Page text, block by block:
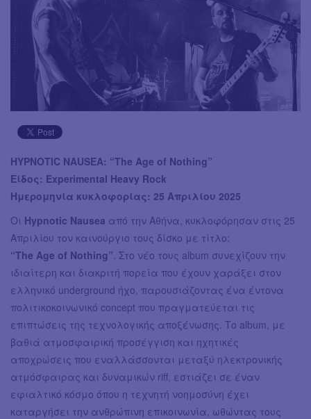
HYPNOTIC NAUSEA: “The Age of Nothing”
Είδος: Experimental Heavy Rock
Ημερομηνία κυκλοφορίας: 25 Απριλίου 2025
Οι Hypnotic Nausea από την Αθήνα, κυκλοφόρησαν στις 25
Απριλίου τον καινούργιο τους δίσκο με τίτλο:
“The Age of Nothing” . Στο νέο τους album συνεχίζουν την
ιδιαίτερη και διακριτή πορεία που έχουν χαράξει στον
ελληνικό underground ήχο, παρουσιάζοντας ένα έντονα
πολιτικοκοινωνικό concept που πραγματεύεται τις
επιπτώσεις της τεχνολογικής αποξένωσης. Το album, με
βαθιά ατμοσφαιρική προσέγγιση και ηχητικές
αποχρώσεις που εναλλάσσονται μεταξύ ηλεκτρονικής
ατμόσφαιρας και δυναμικών riff, εστιάζει σε έναν
εφιαλτικό κόσμο όπου η τεχνητή νοημοσύνη έχει
καταργήσει την ανθρώπινη επικοινωνία, ωθώντας τoυς